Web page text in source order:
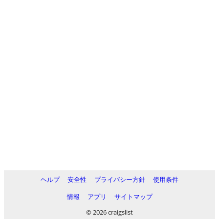
ヘルプ 安全性 プライバシー方針
使用条件
情報
アプリ
サイトマップ
© 2026 craigslist